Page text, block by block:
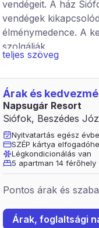
vendégeit. A ház
vendégek
élménymedence. A
szolgálják.
főtől – négy főig. Az
Minden apartman
konyhával, színes
dohányzóak.
Nem fogadunk:
teljes szöveg
Árak és
Napsugár Resort
Siófok, Beszédes
Nyitvatartás egész
SZÉP kártya
Légkondicionálás van
5 apartman 14 férőhely
Pontos árak és
Árak, foglaltsági